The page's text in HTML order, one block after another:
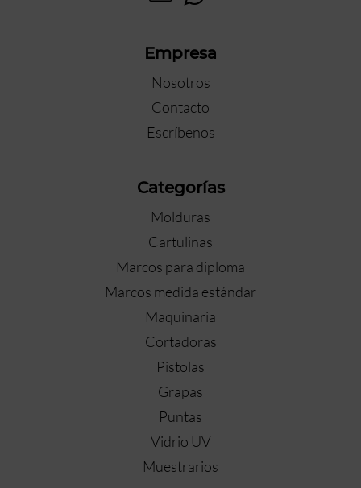
Empresa
Nosotros
Contacto
Escríbenos
Categorías
Molduras
Cartulinas
Marcos para diploma
Marcos medida estándar
Maquinaria
Cortadoras
Pistolas
Grapas
Puntas
Vidrio UV
Muestrarios